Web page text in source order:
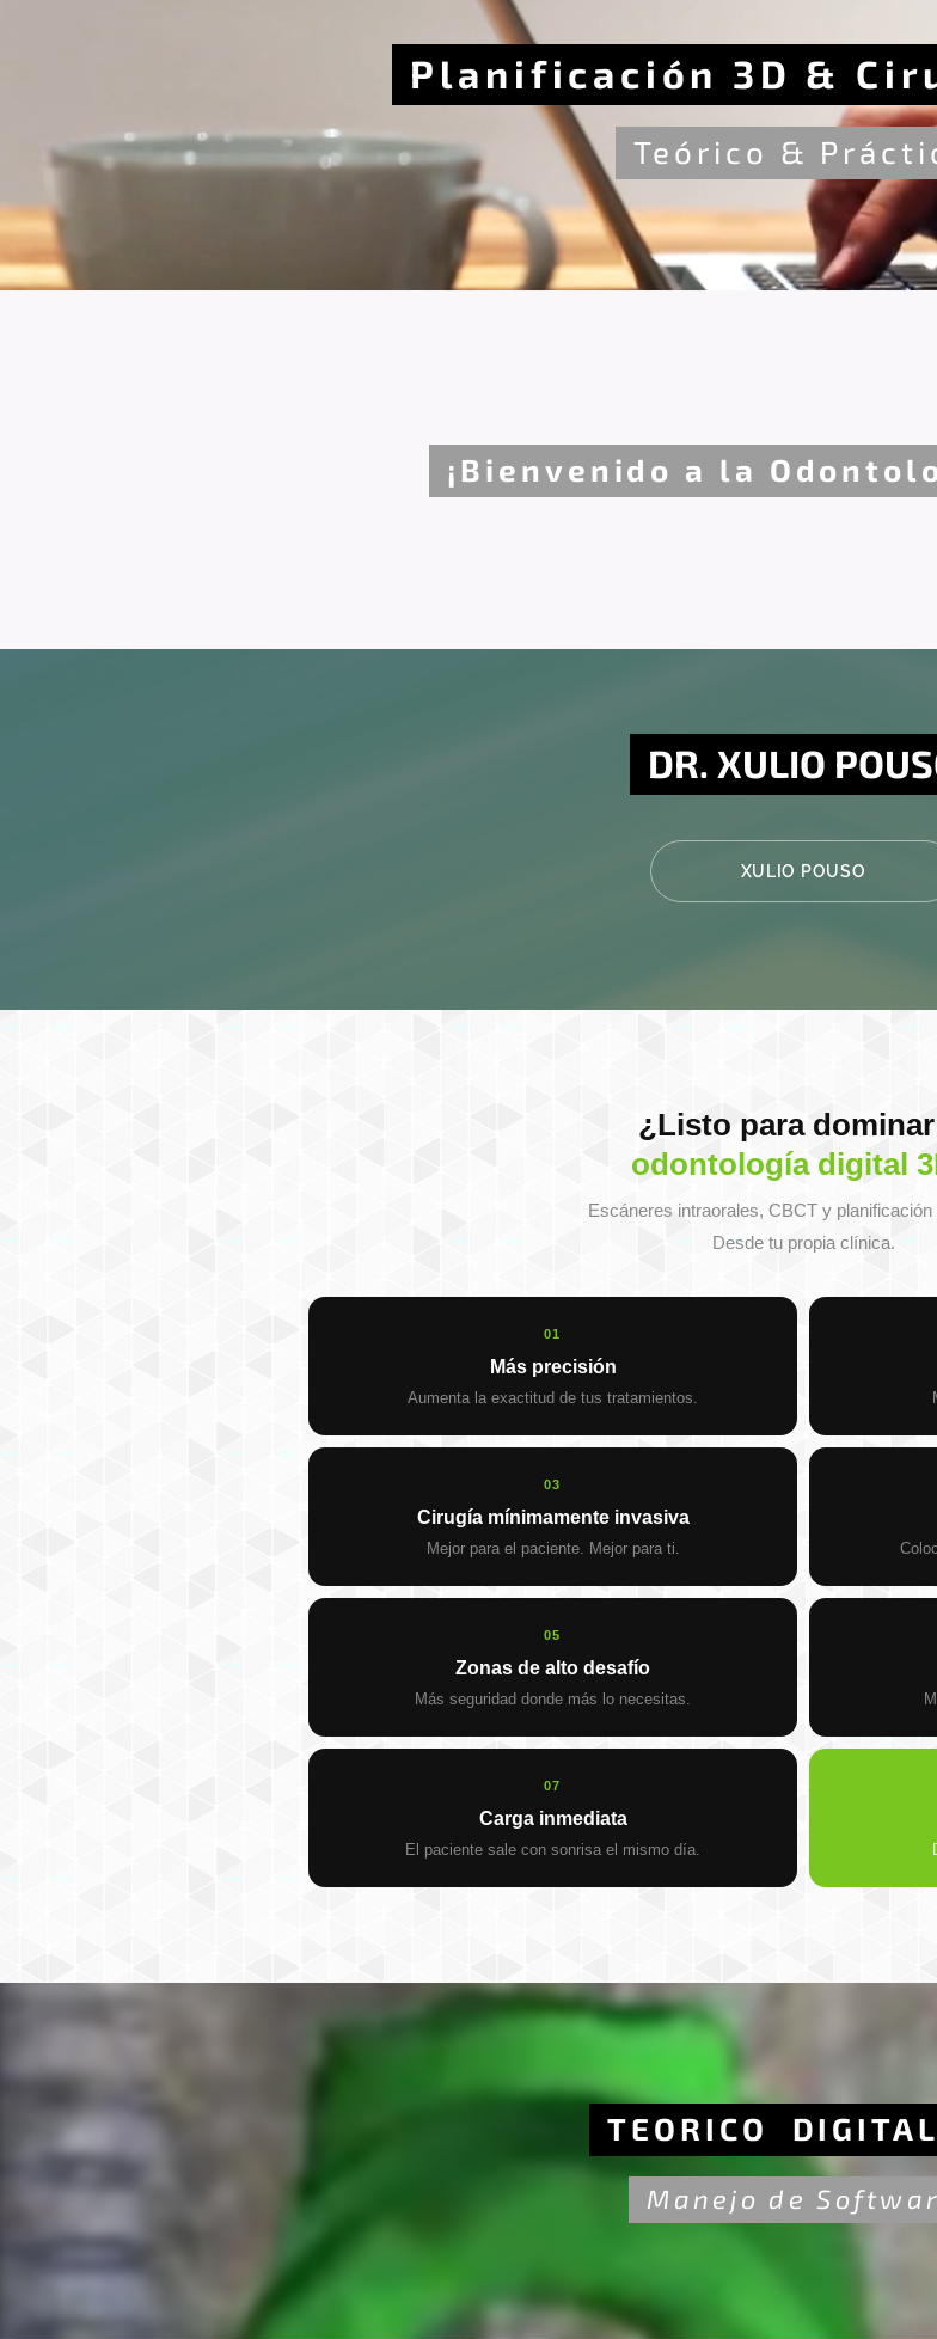
Planificación 3D &
Teórico &
¡Bienvenido a la
DR. XULIO
XULIO POUSO
¿Listo para
odontología digital
Escáneres intraorales, CBCT y planificación
Desde tu propia clínica.
01
Más precisión
Aumenta la exactitud de tus tratamientos.
03
Cirugía mínimamente invasiva
Mejor para el paciente. Mejor para ti.
05
Zonas de alto desafío
Más seguridad donde más lo necesitas.
07
Carga inmediata
El paciente sale con sonrisa el mismo día.
TEORICO
Manejo de